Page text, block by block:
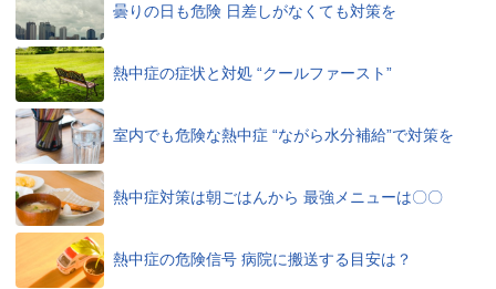
曇りの日も危険 日差しがなくても対策を
熱中症の症状と対処 “クールファースト”
室内でも危険な熱中症 “ながら水分補給”で対策を
熱中症対策は朝ごはんから 最強メニューは〇〇
熱中症の危険信号 病院に搬送する目安は？